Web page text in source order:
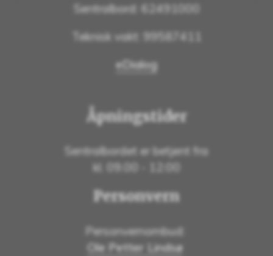
Sentralbord: 62491000
Teknisk vakt: 99587411
eDialog
Åpningstider
Sentralbordet er betjent fra
kl. 09.00 - 12:00
Personvern
Personvernombud:
Ole Petter Lindsø